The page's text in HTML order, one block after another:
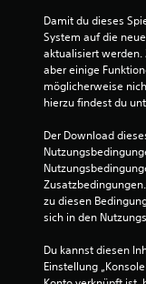
Damit du dieses
System auf die
aktualisiert werden.
aber einige
möglicherweise
hierzu findest du
Der Download
zu diesen
sich in den
Du kannst diesen
Einstellung